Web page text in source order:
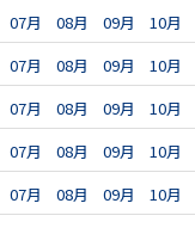
07月 08月 09月 10月
07月
08月 09月 10月
07月
08月 09月 10月
07月
08月 09月 10月
07月
08月 09月 10月